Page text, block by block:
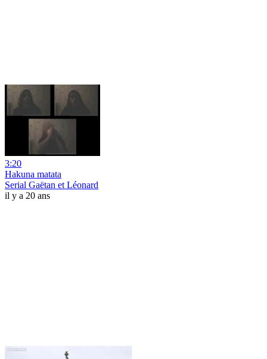
3:20
Hakuna matata
Serial Gaëtan et Léonard
il y a 20 ans